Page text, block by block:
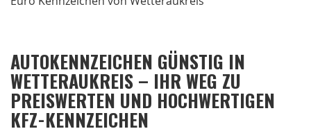
AUTOKENNZEICHEN GÜNSTIG IN
WETTERAUKREIS – IHR WEG ZU
PREISWERTEN UND HOCHWERTIGEN
KFZ-KENNZEICHEN